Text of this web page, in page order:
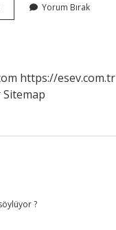
Bireysel
Eğitim
Yorum Bırak
https://esev.com.tr
Sitemap
?